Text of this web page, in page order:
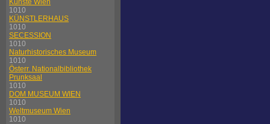
Künste Wien
1010
KÜNSTLERHAUS
1010
SECESSION
1010
Naturhistorisches Museum
1010
Österr. Nationalbibliothek
Prunksaal
1010
DOM MUSEUM WIEN
1010
Weltmuseum Wien
1010